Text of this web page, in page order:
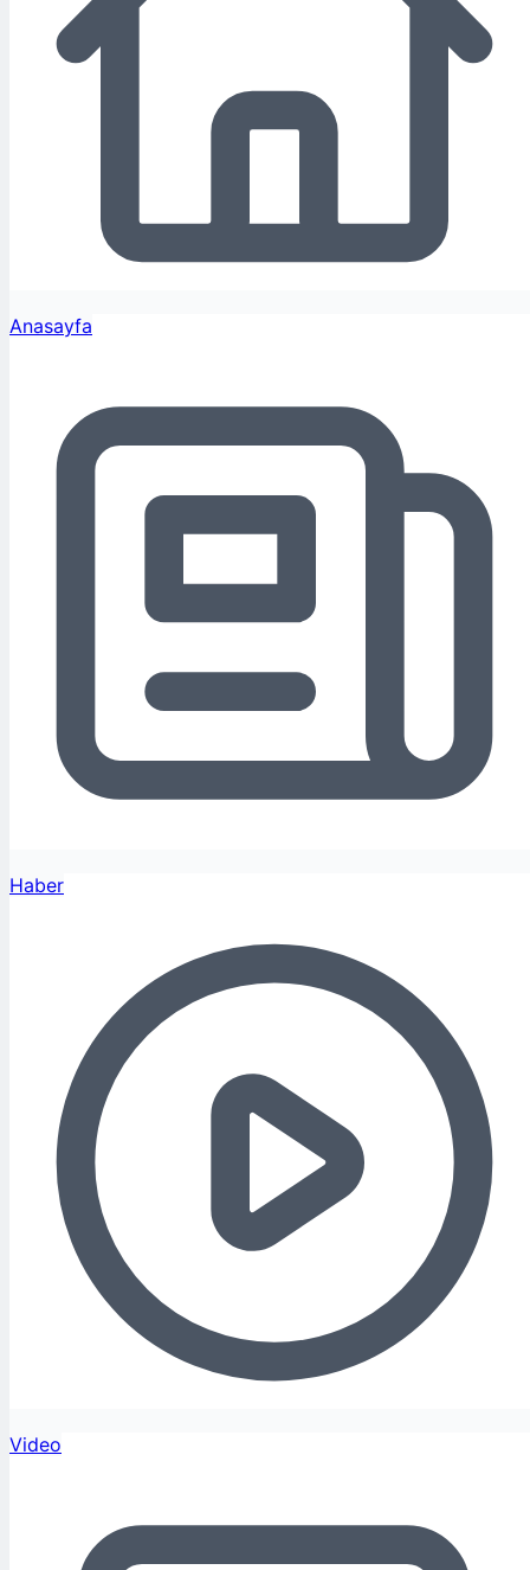
Anasayfa
Haber
Video